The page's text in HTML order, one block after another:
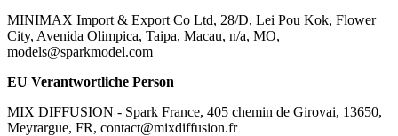
MINIMAX Import & Export Co Ltd, 28/D, Lei Pou Kok, Flower
City, Avenida Olimpica, Taipa, Macau, n/a, MO,
models@sparkmodel.com
EU Verantwortliche Person
MIX DIFFUSION - Spark France, 405 chemin de Girovai, 13650,
Meyrargue, FR, contact@mixdiffusion.fr